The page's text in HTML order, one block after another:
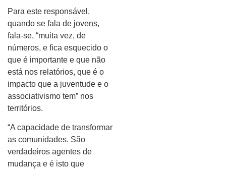
Para este responsável,
quando se fala de jovens,
fala-se, “muita vez, de
números, e fica esquecido o
que é importante e que não
está nos relatórios, que é o
impacto que a juventude e o
associativismo tem” nos
territórios.
“A capacidade de transformar
as comunidades. São
verdadeiros agentes de
mudança e é isto que